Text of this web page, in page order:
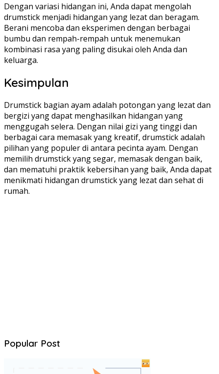
Dengan variasi hidangan ini, Anda dapat mengolah
drumstick menjadi hidangan yang lezat dan beragam.
Berani mencoba dan eksperimen dengan berbagai
bumbu dan rempah-rempah untuk menemukan
kombinasi rasa yang paling disukai oleh Anda dan
keluarga.
Kesimpulan
Drumstick bagian ayam adalah potongan yang lezat dan
bergizi yang dapat menghasilkan hidangan yang
menggugah selera. Dengan nilai gizi yang tinggi dan
berbagai cara memasak yang kreatif, drumstick adalah
pilihan yang populer di antara pecinta ayam. Dengan
memilih drumstick yang segar, memasak dengan baik,
dan mematuhi praktik kebersihan yang baik, Anda dapat
menikmati hidangan drumstick yang lezat dan sehat di
rumah.
Popular Post